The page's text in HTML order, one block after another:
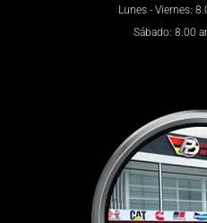
Lunes - Viernes:
Sábado: 8.00